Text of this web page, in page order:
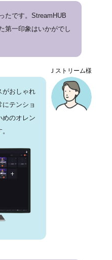
たです。StreamHUB
第一印象はいかがでし
Ｊストリーム様
がおしゃれ
テンショ
めのオレン